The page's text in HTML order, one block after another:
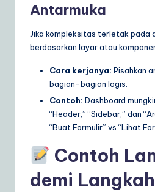
Antarmuka
Jika kompleksitas terletak pada
berdasarkan layar atau
Cara kerjanya: Pisahkan
bagian-bagian logis.
Contoh: Dashboard
“Header,” “Sidebar,” dan
“Buat Formulir” vs “Lihat
Contoh
demi